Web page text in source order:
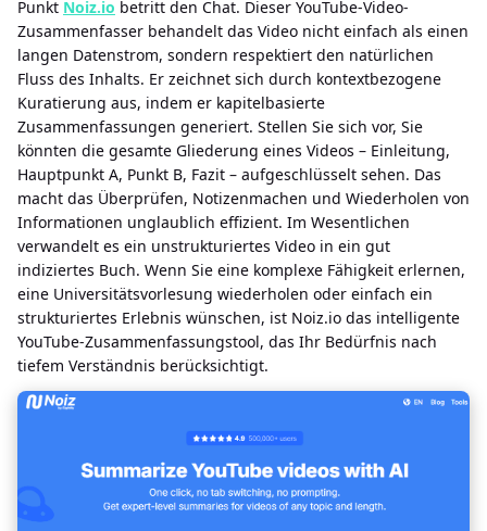
Punkt Noiz.io betritt den Chat. Dieser YouTube-Video-
Zusammenfasser behandelt das Video nicht einfach als einen
langen Datenstrom, sondern respektiert den natürlichen
Fluss des Inhalts. Er zeichnet sich durch kontextbezogene
Kuratierung aus, indem er kapitelbasierte
Zusammenfassungen generiert. Stellen Sie sich vor, Sie
könnten die gesamte Gliederung eines Videos – Einleitung,
Hauptpunkt A, Punkt B, Fazit – aufgeschlüsselt sehen. Das
macht das Überprüfen, Notizenmachen und Wiederholen von
Informationen unglaublich effizient. Im Wesentlichen
verwandelt es ein unstrukturiertes Video in ein gut
indiziertes Buch. Wenn Sie eine komplexe Fähigkeit erlernen,
eine Universitätsvorlesung wiederholen oder einfach ein
strukturiertes Erlebnis wünschen, ist Noiz.io das intelligente
YouTube-Zusammenfassungstool, das Ihr Bedürfnis nach
tiefem Verständnis berücksichtigt.